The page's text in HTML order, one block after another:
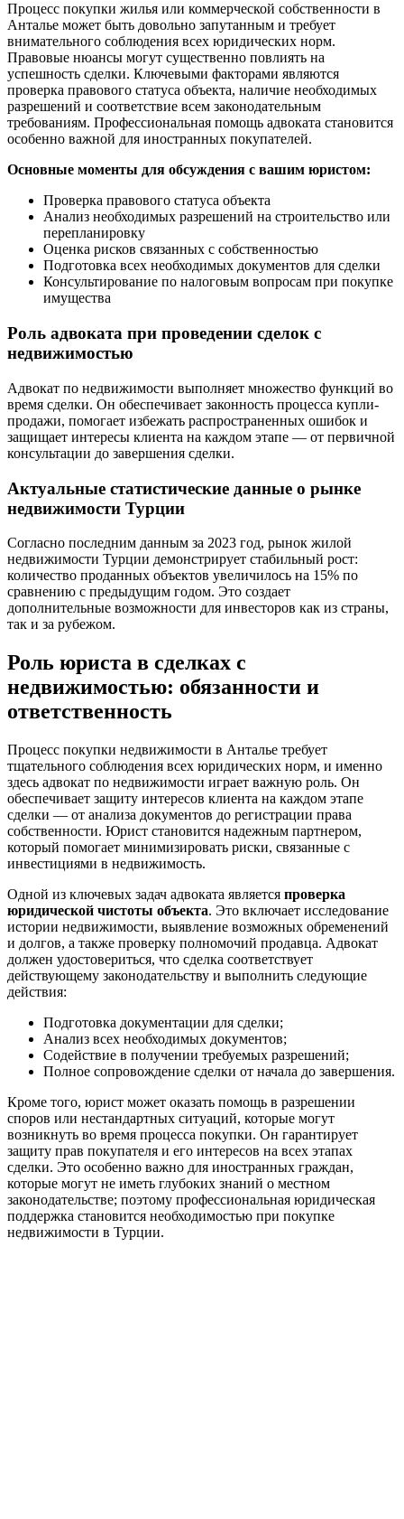
Процесс покупки жилья или коммерческой собственности в
Анталье может быть довольно запутанным и требует
внимательного соблюдения всех юридических норм.
Правовые нюансы могут существенно повлиять на
успешность сделки. Ключевыми факторами являются
проверка правового статуса объекта, наличие необходимых
разрешений и соответствие всем законодательным
требованиям. Профессиональная помощь адвоката становится
особенно важной для иностранных покупателей.
Основные моменты для обсуждения с вашим юристом:
Проверка правового статуса объекта
Анализ необходимых разрешений на строительство или
перепланировку
Оценка рисков связанных с собственностью
Подготовка всех необходимых документов для сделки
Консультирование по налоговым вопросам при покупке
имущества
Роль адвоката при проведении сделок с
недвижимостью
Aдвокат по недвижимости выполняет множество функций во
время сделки. Он обеспечивает законность процесса купли-
продажи, помогает избежать распространенных ошибок и
защищает интересы клиента на каждом этапе — от первичной
консультации до завершения сделки.
Aктуальные статистические данные о рынке
недвижимости Турции
Cогласно последним данным за 2023 год, рынок жилой
недвижимости Турции демонстрирует стабильный рост:
количество проданных объектов увеличилось на 15% по
сравнению с предыдущим годом. Это создает
дополнительные возможности для инвесторов как из страны,
так и за рубежом.
Роль юриста в сделках с
недвижимостью: обязанности и
ответственность
Процесс покупки недвижимости в Анталье требует
тщательного соблюдения всех юридических норм, и именно
здесь адвокат по недвижимости играет важную роль. Он
обеспечивает защиту интересов клиента на каждом этапе
сделки — от анализа документов до регистрации права
собственности. Юрист становится надежным партнером,
который помогает минимизировать риски, связанные с
инвестициями в недвижимость.
Одной из ключевых задач адвоката является проверка
юридической чистоты объекта. Это включает исследование
истории недвижимости, выявление возможных обременений
и долгов, а также проверку полномочий продавца. Адвокат
должен удостовериться, что сделка соответствует
действующему законодательству и выполнить следующие
действия:
Подготовка документации для сделки;
Анализ всех необходимых документов;
Содействие в получении требуемых разрешений;
Полное сопровождение сделки от начала до завершения.
Кроме того, юрист может оказать помощь в разрешении
споров или нестандартных ситуаций, которые могут
возникнуть во время процесса покупки. Он гарантирует
защиту прав покупателя и его интересов на всех этапах
сделки. Это особенно важно для иностранных граждан,
которые могут не иметь глубоких знаний о местном
законодательстве; поэтому профессиональная юридическая
поддержка становится необходимостью при покупке
недвижимости в Турции.